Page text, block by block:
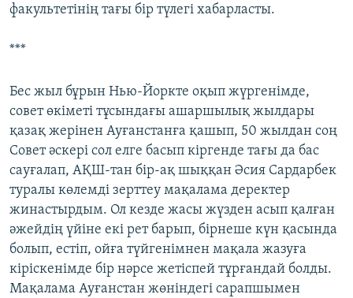
факультетінің тағы бір түлегі хабарласты.
***
Бес жыл бұрын Нью-Йоркте оқып жүргенімде,
совет өкіметі тұсындағы ашаршылық жылдары
қазақ жерінен Ауғанстанға қашып, 50 жылдан соң
Совет әскері сол елге басып кіргенде тағы да бас
сауғалап, АҚШ-тан бір-ақ шыққан Әсия Сардарбек
туралы көлемді зерттеу мақалама деректер
жинастырдым. Ол кезде жасы жүзден асып қалған
әжейдің үйіне екі рет барып, бірнеше күн қасында
болып, естіп, ойға түйгенімнен мақала жазуға
кіріскенімде бір нәрсе жетіспей тұрғандай болды.
Мақалама Ауғанстан жөніндегі сарапшымен